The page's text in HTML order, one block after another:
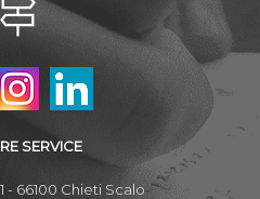
SERVICE
- 66100 Chieti Scalo